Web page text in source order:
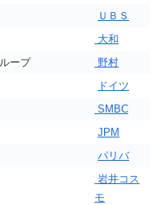
ＵＢＳ
大和
ープ
野村
ドイツ
SMBC
JPM
パリバ
岩井コス
モ